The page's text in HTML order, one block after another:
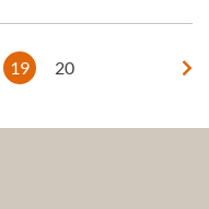
19 20